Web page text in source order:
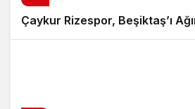
Çaykur Rizespor, Beşiktaş’ı